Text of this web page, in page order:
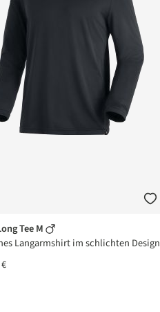
Tee M
Langarmshirt im schlichten Design